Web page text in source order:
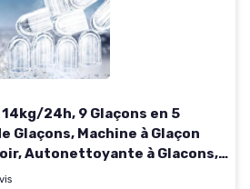
24h, 9 Glaçons en 5
Glaçons, Machine à Glaçon
Autonettoyante à Glacons,
Cuisine, Camping (Noir)